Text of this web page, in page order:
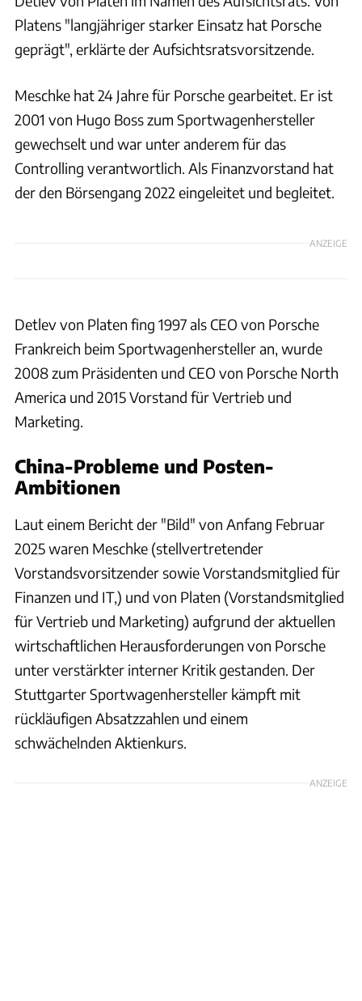
Platens "langjähriger starker Einsatz hat Porsche
geprägt", erklärte der Aufsichtsratsvorsitzende.
Meschke hat 24 Jahre für Porsche gearbeitet. Er ist
2001 von Hugo Boss zum Sportwagenhersteller
gewechselt und war unter anderem für das
Controlling verantwortlich. Als Finanzvorstand hat
der den Börsengang 2022 eingeleitet und begleitet.
ANZEIGE
Detlev von Platen fing 1997 als CEO von Porsche
Frankreich beim Sportwagenhersteller an, wurde
2008 zum Präsidenten und CEO von Porsche North
America und 2015 Vorstand für Vertrieb und
Marketing.
China-Probleme und Posten-
Ambitionen
Laut einem Bericht der "Bild" von Anfang Februar
2025 waren Meschke (stellvertretender
Vorstandsvorsitzender sowie Vorstandsmitglied für
Finanzen und IT,) und von Platen (Vorstandsmitglied
für Vertrieb und Marketing) aufgrund der aktuellen
wirtschaftlichen Herausforderungen von Porsche
unter verstärkter interner Kritik gestanden. Der
Stuttgarter Sportwagenhersteller kämpft mit
rückläufigen Absatzzahlen und einem
schwächelnden Aktienkurs.
ANZEIGE